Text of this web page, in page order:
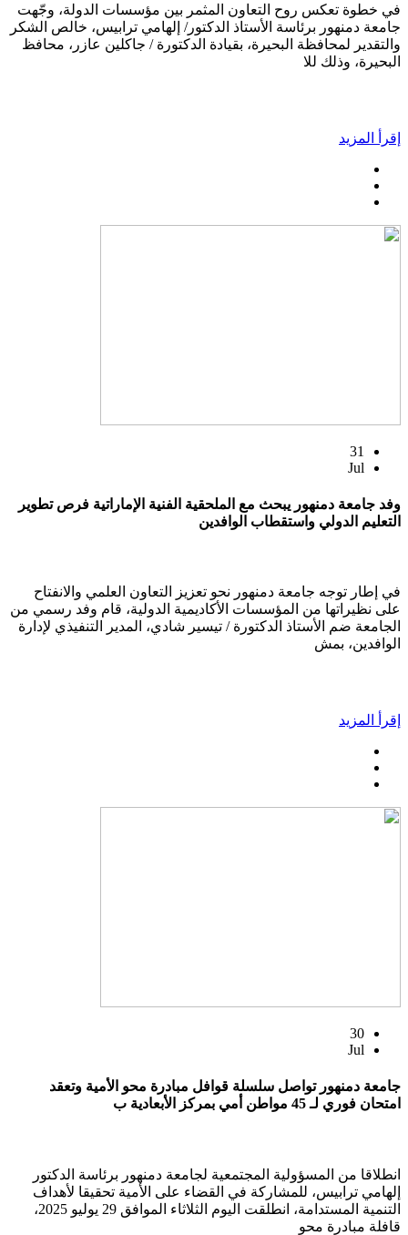
في خطوة تعكس روح التعاون المثمر بين مؤسسات الدولة، وجّهت
جامعة دمنهور برئاسة الأستاذ الدكتور/ إلهامي ترابيس، خالص الشكر
والتقدير لمحافظة البحيرة، بقيادة الدكتورة / جاكلين عازر، محافظ
البحيرة، وذلك للا
إقرأ المزيد
31
Jul
وفد جامعة دمنهور يبحث مع الملحقية الفنية الإماراتية فرص تطوير
التعليم الدولي واستقطاب الوافدين
في إطار توجه جامعة دمنهور نحو تعزيز التعاون العلمي والانفتاح
على نظيراتها من المؤسسات الأكاديمية الدولية، قام وفد رسمي من
الجامعة ضم الأستاذ الدكتورة / تيسير شادي، المدير التنفيذي لإدارة
الوافدين، بمش
إقرأ المزيد
30
Jul
جامعة دمنهور تواصل سلسلة قوافل مبادرة محو الأمية وتعقد
امتحان فوري لـ 45 مواطن أمي بمركز الأبعادية ب
انطلاقا من المسؤولية المجتمعية لجامعة دمنهور برئاسة الدكتور
إلهامي ترابيس، للمشاركة في القضاء على الأمية تحقيقا لأهداف
التنمية المستدامة، انطلقت اليوم الثلاثاء الموافق 29 يوليو 2025،
قافلة مبادرة محو